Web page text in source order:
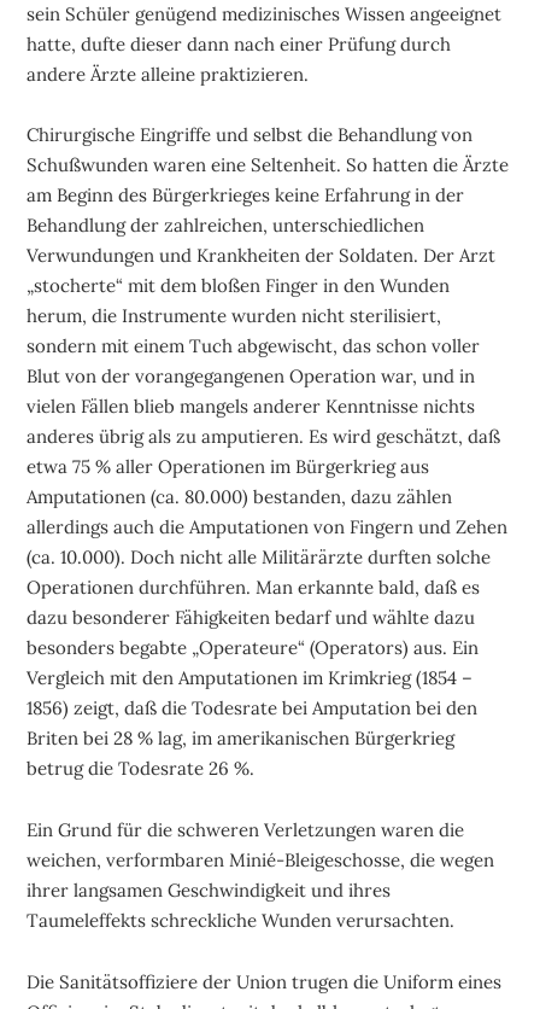
sein Schüler genügend medizinisches Wissen angeeignet
hatte, dufte dieser dann nach einer Prüfung durch
andere Ärzte alleine praktizieren.
Chirurgische Eingriffe und selbst die Behandlung von
Schußwunden waren eine Seltenheit. So hatten die Ärzte
am Beginn des Bürgerkrieges keine Erfahrung in der
Behandlung der zahlreichen, unterschiedlichen
Verwundungen und Krankheiten der Soldaten. Der Arzt
„stocherte“ mit dem bloßen Finger in den Wunden
herum, die Instrumente wurden nicht sterilisiert,
sondern mit einem Tuch abgewischt, das schon voller
Blut von der vorangegangenen Operation war, und in
vielen Fällen blieb mangels anderer Kenntnisse nichts
anderes übrig als zu amputieren. Es wird geschätzt, daß
etwa 75 % aller Operationen im Bürgerkrieg aus
Amputationen (ca. 80.000) bestanden, dazu zählen
allerdings auch die Amputationen von Fingern und Zehen
(ca. 10.000). Doch nicht alle Militärärzte durften solche
Operationen durchführen. Man erkannte bald, daß es
dazu besonderer Fähigkeiten bedarf und wählte dazu
besonders begabte „Operateure“ (Operators) aus. Ein
Vergleich mit den Amputationen im Krimkrieg (1854 –
1856) zeigt, daß die Todesrate bei Amputation bei den
Briten bei 28 % lag, im amerikanischen Bürgerkrieg
betrug die Todesrate 26 %.
Ein Grund für die schweren Verletzungen waren die
weichen, verformbaren Minié-Bleigeschosse, die wegen
ihrer langsamen Geschwindigkeit und ihres
Taumeleffekts schreckliche Wunden verursachten.
Die Sanitätsoffiziere der Union trugen die Uniform eines